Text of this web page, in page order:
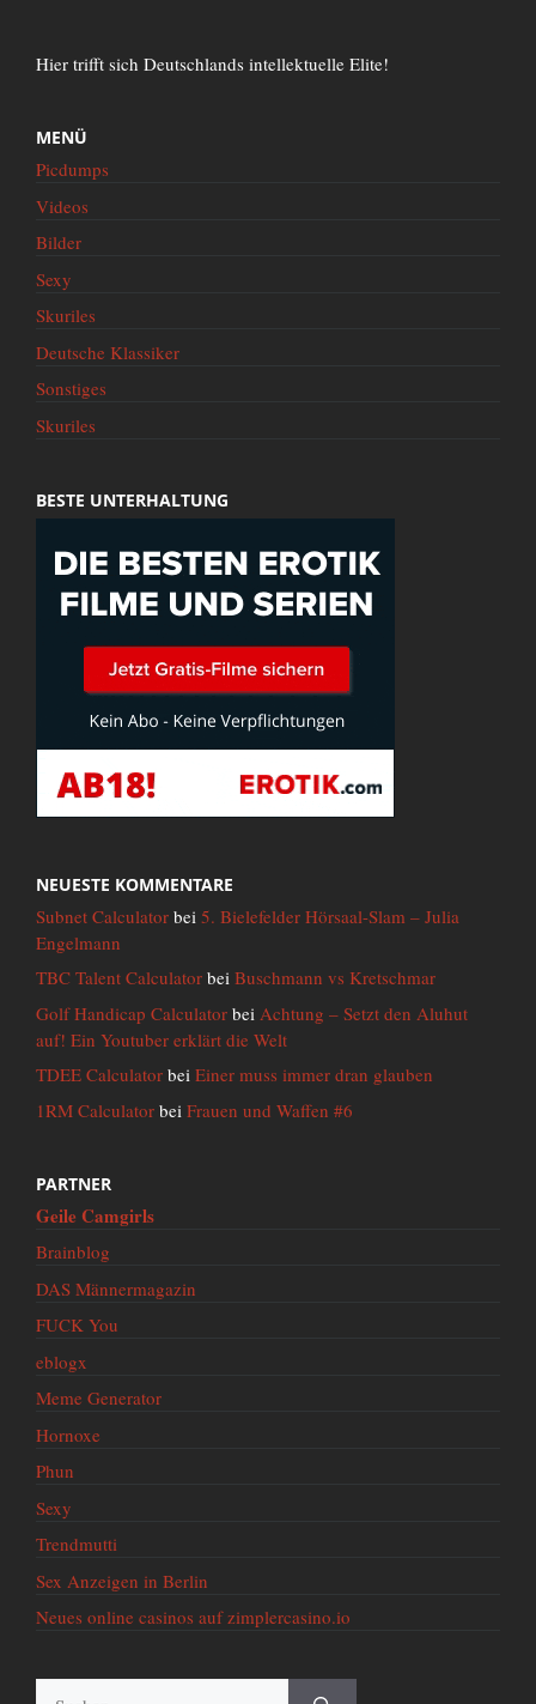
Hier trifft sich Deutschlands intellektuelle Elite!
MENÜ
Picdumps
Videos
Bilder
Sexy
Skuriles
Deutsche Klassiker
Sonstiges
Skuriles
BESTE UNTERHALTUNG
NEUESTE KOMMENTARE
Subnet Calculator bei 5. Bielefelder Hörsaal-Slam – Julia
Engelmann
TBC Talent Calculator bei Buschmann vs Kretschmar
Golf Handicap Calculator bei Achtung – Setzt den Aluhut
auf! Ein Youtuber erklärt die Welt
TDEE Calculator bei Einer muss immer dran glauben
1RM Calculator bei Frauen und Waffen #6
PARTNER
Geile Camgirls
Brainblog
DAS Männermagazin
FUCK You
eblogx
Meme Generator
Hornoxe
Phun
Sexy
Trendmutti
Sex Anzeigen in Berlin
Neues online casinos auf zimplercasino.io